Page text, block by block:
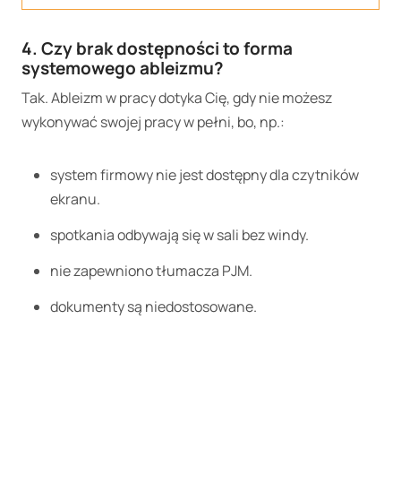
4. Czy brak dostępności to forma
systemowego ableizmu?
Tak. Ableizm w pracy dotyka Cię, gdy nie możesz
wykonywać swojej pracy w pełni, bo, np.:
system firmowy nie jest dostępny dla czytników
ekranu.
spotkania odbywają się w sali bez windy.
nie zapewniono tłumacza PJM.
dokumenty są niedostosowane.